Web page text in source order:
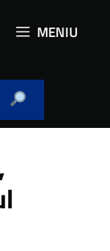
MENIU